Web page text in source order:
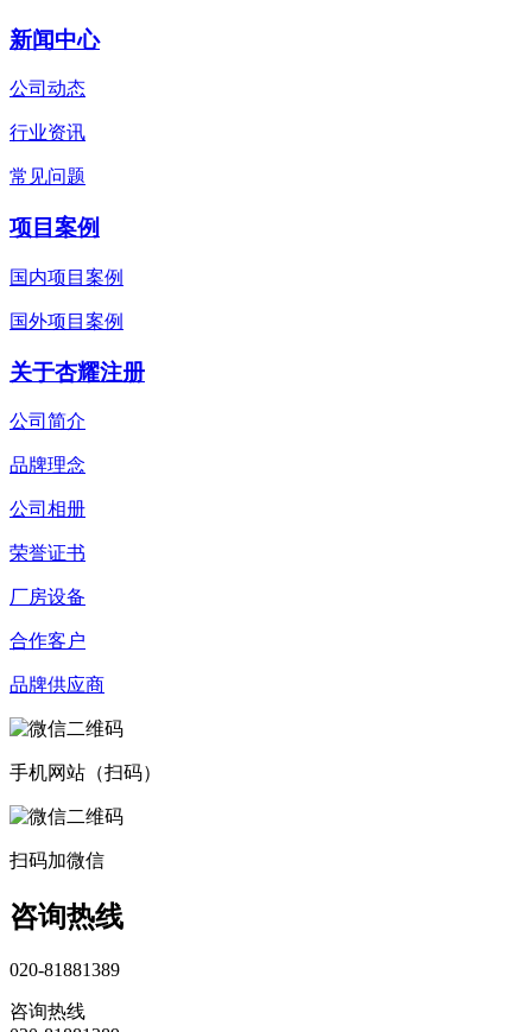
新闻中心
公司动态
行业资讯
常见问题
项目案例
国内项目案例
国外项目案例
关于杏耀注册
公司简介
品牌理念
公司相册
荣誉证书
厂房设备
合作客户
品牌供应商
手机网站（扫码）
扫码加微信
咨询热线
020-81881389
咨询热线